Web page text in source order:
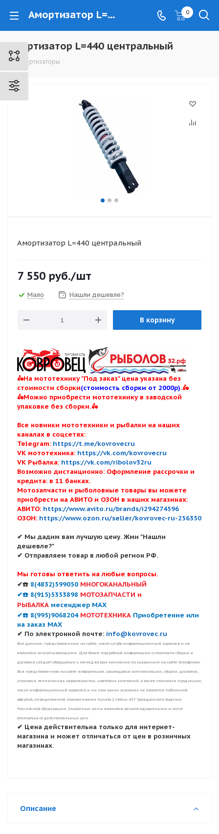
Амортизатор L=440 центральный - www.kovrovec.ru 0
Амортизатор L=440 центральный
Амортизаторы
Амортизатор L=440 центральный
7 550 руб./шт
Мало Нашли дешевле?
В корзину
🛵На мототехнику "Под заказ" цена указана без
стоимости сборки(стоимость сборки от 2000р).🛵
🛵Можно приобрести мототехнику в заводской
упаковке без сборки.🛵
Все новинки мототехники и рыбалки на наших
каналах в соцсетях:
Telegram: https://t.me/kovrovecru
VK мототехника: https://vk.com/kovrovecru
VK Рыбалка: https://vk.com/ribolov32ru
Возможно дистанционно: Оформление рассрочки и
кредита: в 11 банках.
Мотозапчасти и рыболовные товары вы можете
приобрести на АВИТО и ОЗОН в наших магазинах:
АВИТО: https://www.avito.ru/brands/i294274596
ОЗОН: https://www.ozon.ru/seller/kovrovec-ru-256350
✔ Мы дадим вам лучшую цену. Жми "Нашли
дешевле?"
✔ Отправляем товар в любой регион РФ.
Мы готовы ответить на любые вопросы.
✔☎️ 8(4832)599050 МНОГОКАНАЛЬНЫЙ
✔☎️ 8(915)5353898 МОТОЗАПЧАСТИ и
РЫБАЛКА месенджер MAX
✔☎️ 8(995)9068204 МОТОТЕХНИКА Приобретение или
на заказ MAX
✔ По электронной почте: info@kovrovec.ru
Все данные, представленные на сайте, носят сугубо информационный характер и не
являются исчерпывающими. Для более подробной информации о стоимости сборки и
доставки следует обращаться к менеджерам компании по указанным на сайте телефонам.
Вся представленная на сайте информация, касающаяся комплектации, сборки, доставки,
упаковки, технических характеристик, цветовых сочетаний, а также стоимости продукции,
носит информационный характер и ни при каких условиях не является публичной
офертой, определяемой положениями пункта 2 статьи 437 Гражданского Кодекса
Российской Федерации. Указанные цены являются рекомендованными и могут
отличаться от действительных цен.
✔ Цена действительна только для интернет-
магазина и может отличаться от цен в розничных
магазинах.
Описание